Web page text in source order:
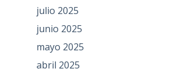
julio 2025
junio 2025
mayo 2025
abril 2025